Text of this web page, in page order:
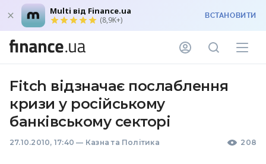
Multi від Finance.ua
(8,9K+) ВСТАНОВИТИ
Fitch відзначає послаблення
кризи у російському
банківському секторі
27.10.2010, 17:40 — Казна та Політика 208